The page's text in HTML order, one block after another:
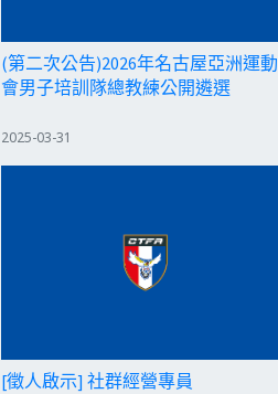
(第二次公告)2026年名古屋亞洲運動
會男子培訓隊總教練公開遴選
2025-03-31
[徵人啟示] 社群經營專員